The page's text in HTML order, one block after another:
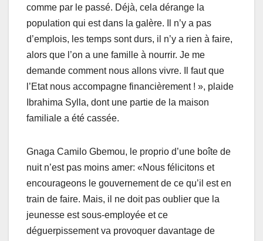
comme par le passé. Déjà, cela dérange la
population qui est dans la galère. Il n’y a pas
d’emplois, les temps sont durs, il n’y a rien à faire,
alors que l’on a une famille à nourrir. Je me
demande comment nous allons vivre. Il faut que
l’Etat nous accompagne financièrement ! », plaide
Ibrahima Sylla, dont une partie de la maison
familiale a été cassée.
Gnaga Camilo Gbemou, le proprio d’une boîte de
nuit n’est pas moins amer: «Nous félicitons et
encourageons le gouvernement de ce qu’il est en
train de faire. Mais, il ne doit pas oublier que la
jeunesse est sous-employée et ce
déguerpissement va provoquer davantage de